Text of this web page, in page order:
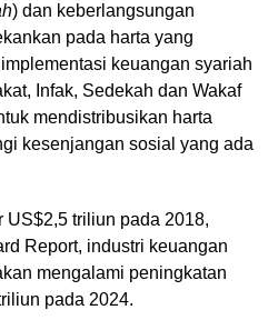
) dan keberlangsungan
pada harta yang
keuangan syariah
Infak, Sedekah dan Wakaf
mendistribusikan harta
kesenjangan sosial yang ada
US$2,5 triliun pada 2018,
Report, industri keuangan
mengalami peningkatan
pada 2024.